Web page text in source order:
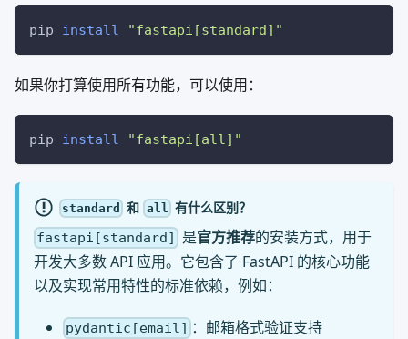
pip install "fastapi[standard]"
如果你打算使用所有功能，可以使用：
pip install "fastapi[all]"
standard 和 all 有什么区别？
fastapi[standard] 是官方推荐的安装方式，用于
开发大多数 API 应用。它包含了 FastAPI 的核心功能
以及实现常用特性的标准依赖，例如：
pydantic[email] ：邮箱格式验证支持